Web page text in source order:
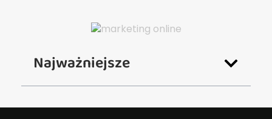
Najważniejsze